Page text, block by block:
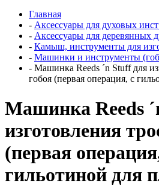
Главная
- Аксессуары для духовых
- Аксессуары для деревянных
- Камыш, инструменты для
- Машинки и инструменты
- Машинка Reeds ´n Stuff для
гобоя (первая операция, с
Машинка Reeds
изготовления
(первая
гильотиной для